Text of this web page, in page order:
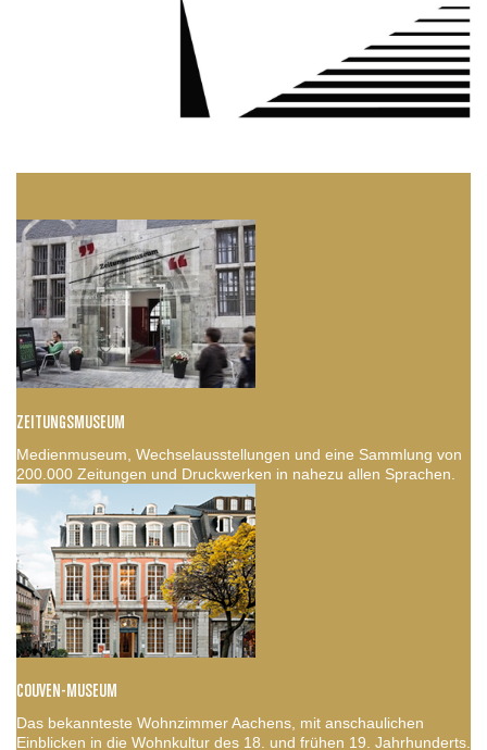
ZEITUNGSMUSEUM
Medienmuseum, Wechselausstellungen und eine Sammlung von
200.000 Zeitungen und Druckwerken in nahezu allen Sprachen.
COUVEN-MUSEUM
Das bekannteste Wohnzimmer Aachens, mit anschaulichen
Einblicken in die Wohnkultur des 18. und frühen 19. Jahrhunderts.